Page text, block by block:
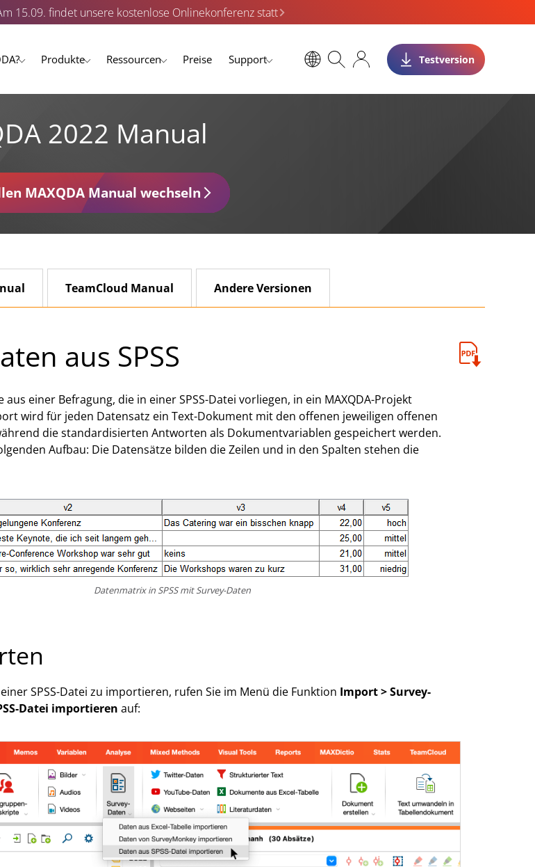
15.09. findet unsere kostenlose Onlinekonferenz statt
Produkte Ressourcen Preise Support Testversion
2022 Manual
MAXQDA Manual wechseln
TeamCloud Manual Andere Versionen
aus SPSS
aus einer Befragung, die in einer SPSS-Datei vorliegen, in ein MAXQDA-Projekt
wird für jeden Datensatz ein Text-Dokument mit den offenen jeweiligen offenen
die standardisierten Antworten als Dokumentvariablen gespeichert werden.
Aufbau: Die Datensätze bilden die Zeilen und in den Spalten stehen die
Datenmatrix in SPSS mit Survey-Daten
SPSS-Datei zu importieren, rufen Sie im Menü die Funktion Import > Survey-
Datei importieren auf: